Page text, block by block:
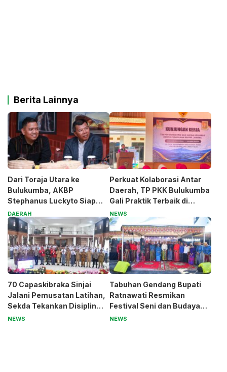
Berita Lainnya
Dari Toraja Utara ke
Bulukumba, AKBP
Stephanus Luckyto Siap
Jaga Kamtibmas
DAERAH
Perkuat Kolaborasi Antar
Daerah, TP PKK Bulukumba
Gali Praktik Terbaik di
Kabupaten Malang
NEWS
70 Capaskibraka Sinjai
Jalani Pemusatan Latihan,
Sekda Tekankan Disiplin
dan Nasionalisme
NEWS
Tabuhan Gendang Bupati
Ratnawati Resmikan
Festival Seni dan Budaya
Sinjai, Benteng Balangnipa
NEWS